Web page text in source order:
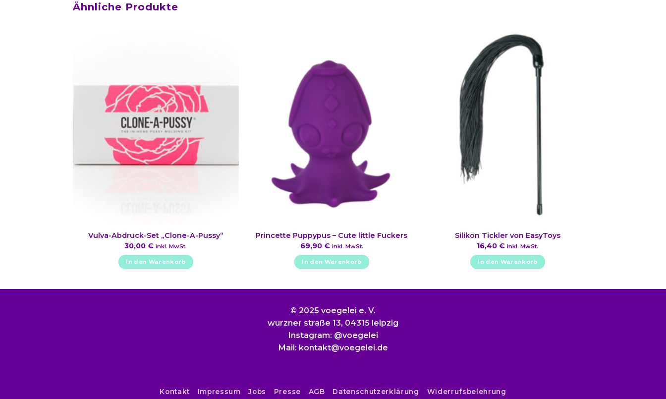
Ähnliche Produkte
Vulva-Abdruck-Set „Clone-A-Pussy“
30,00€ inkl. MwSt.
In den Warenkorb
Princette Puppypus – Cute little Fuckers
69,90 € inkl. MwSt.
In den Warenkorb
Silikon Tickler von EasyToys
16,40€ inkl. MwSt.
In den Warenkorb
© 2025 voegelei e. V.
wurzner straße 13, 04315 leipzig
Instagram: @voegelei
Mail: kontakt@voegelei.de
Kontakt Impressum Jobs Presse AGB Datenschutzerklärung Widerrufsbelehrung